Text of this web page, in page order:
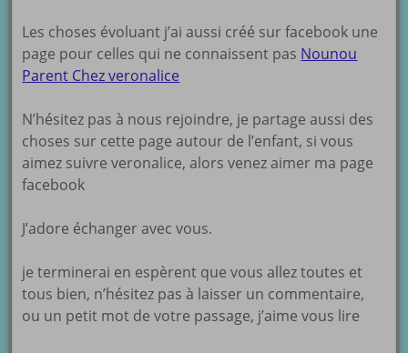
Les choses évoluant j’ai aussi créé sur facebook une
page pour celles qui ne connaissent pas Nounou
Parent Chez veronalice
N’hésitez pas à nous rejoindre, je partage aussi des
choses sur cette page autour de l’enfant, si vous
aimez suivre veronalice, alors venez aimer ma page
facebook
J’adore échanger avec vous.
je terminerai en espèrent que vous allez toutes et
tous bien, n’hésitez pas à laisser un commentaire,
ou un petit mot de votre passage, j’aime vous lire